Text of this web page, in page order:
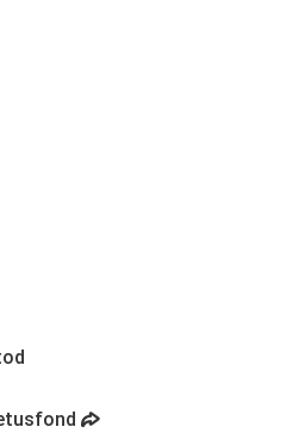
avaneb uues vahekaardis